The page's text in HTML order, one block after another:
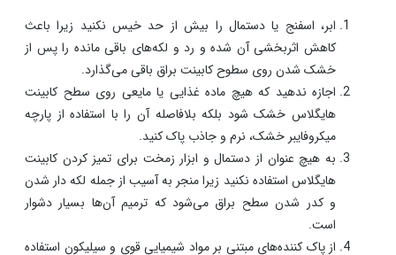
ابر، اسفنج یا دستمال را بیش از حد خیس نکنید زیرا باعث
کاهش اثربخشی آن شده و رد و لکه‌های باقی مانده را پس از
خشک شدن روی سطوح کابینت براق باقی می‌گذارد.
اجازه ندهید که هیچ ماده غذایی یا مایعی روی سطح کابینت
هایگلاس خشک شود بلکه بلافاصله آن را با استفاده از پارچه
میکروفایبر خشک، نرم و جاذب پاک کنید.
به هیچ عنوان از دستمال و ابزار زمخت برای تمیز کردن کابینت
هایگلاس استفاده نکنید زیرا منجر به آسیب از جمله لکه دار شدن
و کدر شدن سطح براق می‌شود که ترمیم آن‌ها بسیار دشوار
است.
از پاک کننده‌های مبتنی بر مواد شیمیایی قوی و سیلیکون استفاده